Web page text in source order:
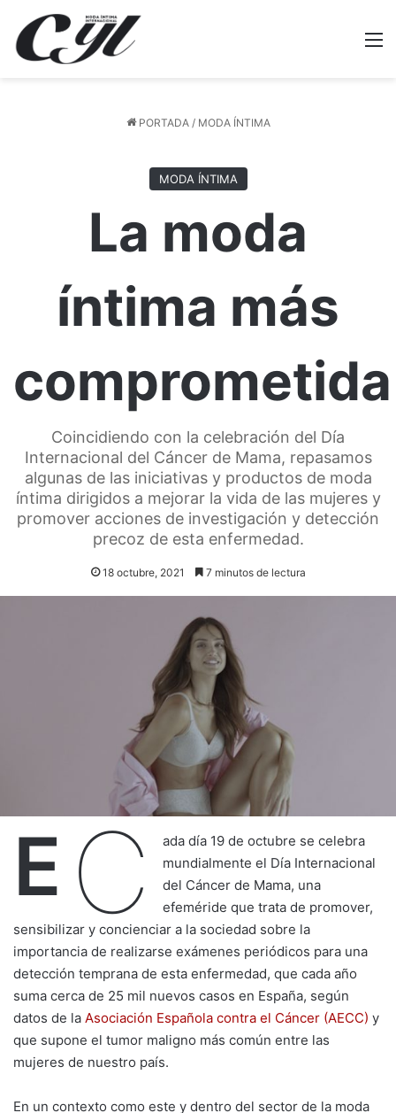
PORTADA / MODA ÍNTIMA
MODA ÍNTIMA
La moda
íntima más
comprometida
Coincidiendo con la celebración del Día
Internacional del Cáncer de Mama, repasamos
algunas de las iniciativas y productos de moda
íntima dirigidos a mejorar la vida de las mujeres y
promover acciones de investigación y detección
precoz de esta enfermedad.
18 octubre, 2021 7 minutos de lectura
E C
ada día 19 de octubre se celebra
mundialmente el Día Internacional
del Cáncer de Mama, una
efeméride que trata de promover,
sensibilizar y concienciar a la sociedad sobre la
importancia de realizarse exámenes periódicos para una
detección temprana de esta enfermedad, que cada año
suma cerca de 25 mil nuevos casos en España, según
datos de la Asociación Española contra el Cáncer (AECC) y
que supone el tumor maligno más común entre las
mujeres de nuestro país.
En un contexto como este y dentro del sector de la moda